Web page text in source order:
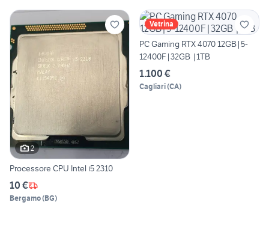
2
Processore CPU Intel i5 2310
10 €
Bergamo(BG)
Vetrina
PC Gaming RTX 4070 12GB|5-
12400F|32GB |1TB
1.100 €
Cagliari(CA)